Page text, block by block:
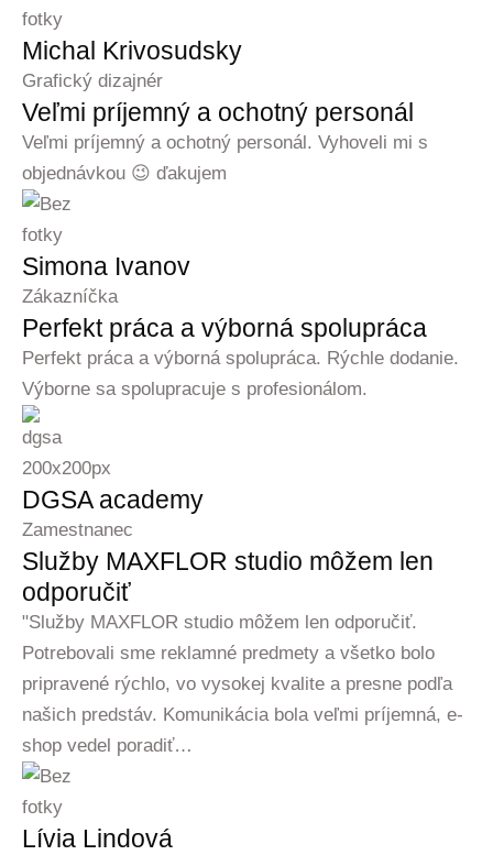
Michal Krivosudsky
Grafický dizajnér
Veľmi príjemný a ochotný personál
Veľmi príjemný a ochotný personál. Vyhoveli mi s
objednávkou 😉 ďakujem
Simona Ivanov
Zákazníčka
Perfekt práca a výborná spolupráca
Perfekt práca a výborná spolupráca. Rýchle dodanie.
Výborne sa spolupracuje s profesionálom.
DGSA academy
Zamestnanec
Služby MAXFLOR studio môžem len
odporučiť
"Služby MAXFLOR studio môžem len odporučiť.
Potrebovali sme reklamné predmety a všetko bolo
pripravené rýchlo, vo vysokej kvalite a presne podľa
našich predstáv. Komunikácia bola veľmi príjemná, e-
shop vedel poradiť…
Lívia Lindová